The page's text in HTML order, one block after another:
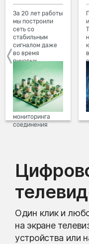
За 20 лет работы
мы построили
сеть со
стабильным
сигналом даже
во время
пиковых
нагрузок в
вечернее время.
Мы постоянно
обновляем наше
оборудование в
домах, а система
мониторинга
соединения
Один клик и
на экране
устройства или